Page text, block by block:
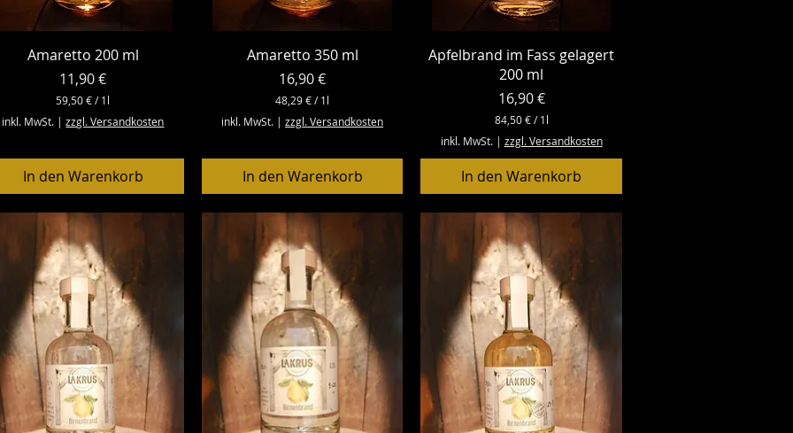
Schnellansicht
Amaretto 200 ml
Preis
11,90 €
59,50 € /1l
5
9
5
0
p
r
o
1
L
e
r
inkl. MwSt. |zzgl. Versandkosten
In den Warenkorb
Schnellansicht
Amaretto 350 ml
Preis
16,90 €
48,29 €/1l
4
8
2
9
p
r
o
1
L
t
e
r
inkl. MwSt. |zzgl. Versandkosten
In den Warenkorb
Schnellansicht
Apfelbrand im Fass gelagert
200 ml
Preis
16,90 €
84,50 € /1l
8
4
,
5
0
€
r
o
1
e
r
inkl. MwSt.| zzgl. Versandkosten
In den Warenkorb